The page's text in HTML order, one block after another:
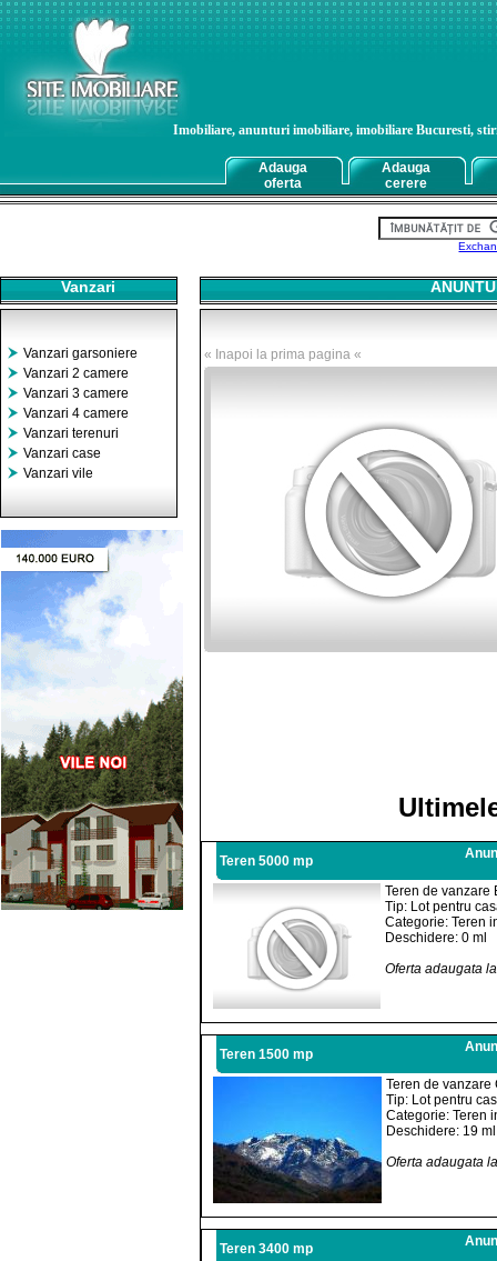
Imobiliare, anunturi imobiliare, imobiliare Bucuresti,
Adauga
oferta
Adauga
cerere
Vanzari
Vanzari garsoniere
Vanzari 2 camere
Vanzari 3 camere
Vanzari 4 camere
Vanzari terenuri
Vanzari case
Vanzari vile
« Inapoi la prima pagina «
Teren 5000 mp
Teren de vanzare
Tip: Lot pentru
Categorie: Teren
Deschidere: 0 ml
Oferta adaugata
Teren 1500 mp
Teren de vanzare
Tip: Lot pentru
Categorie: Teren
Deschidere: 19 ml
Oferta adaugata
Teren 3400 mp